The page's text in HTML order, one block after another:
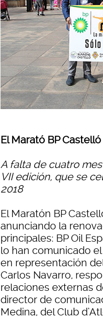
El Marató BP
A falta de cuatro
VII edición, que se
2018
El Maratón BP
anunciando la
principales: BP Oil
lo han comunicado
en representación
Carlos Navarro,
relaciones externas
director de
Medina, del Club